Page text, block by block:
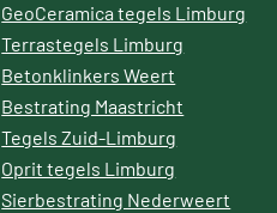
GeoCeramica tegels Limburg
Terrastegels Limburg
Betonklinkers Weert
Bestrating Maastricht
Tegels Zuid-Limburg
Oprit tegels Limburg
Sierbestrating Nederweert